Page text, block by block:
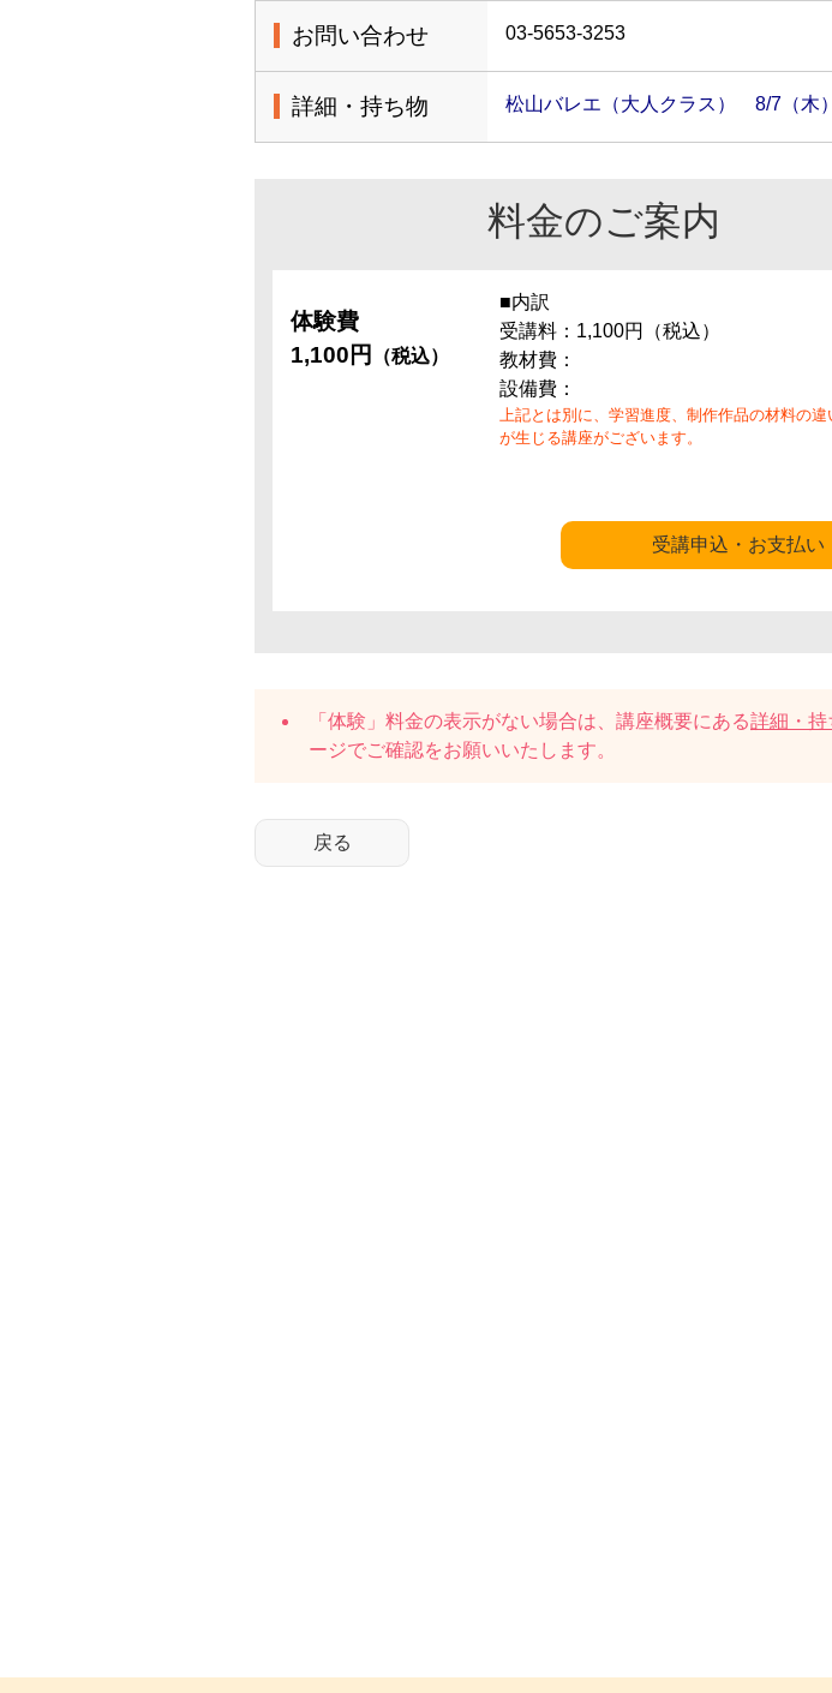
お問い合わせ 03-5653-3253
詳細・持ち物 松山バレエ（大人クラス） 8/7（木
料金のご案内
体験費
1,100円
（税込）
■内訳
受講料：1,100円（税込）
教材費：
設備費：
上記とは別に、学習進度、制作作品の材料の違
が生じる講座がございます。
受講申込・お支払い
「体験」料金の表示がない場合は、講座概要にある詳細・持
ージでご確認をお願いいたします。